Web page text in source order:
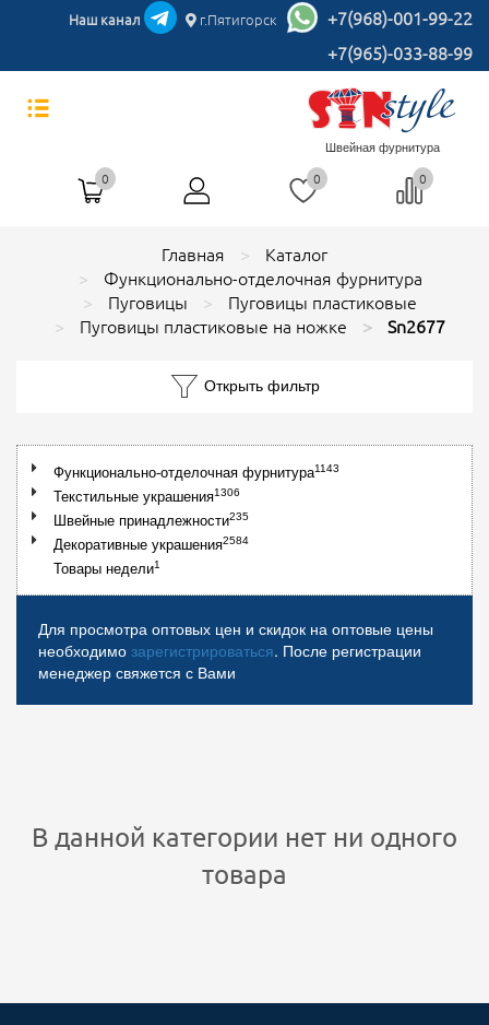
Наш канал г.Пятигорск
+7(968)-001-99-22
+7(965)-033-88-99
Швейная фурнитура
0 0 0
Главная
Каталог
Функционально-отделочная фурнитура
Пуговицы
Пуговицы пластиковые
Пуговицы пластиковые на ножке
Sn2677
Открыть фильтр
Функционально-отделочная фурнитура1143
Текстильные украшения1306
Швейные принадлежности235
Декоративные украшения2584
Товары недели1
Для просмотра оптовых цен и скидок на оптовые цены
необходимо зарегистрироваться. После регистрации
менеджер свяжется с Вами
В данной категории нет ни одного
товара